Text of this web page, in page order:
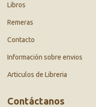
Libros
Remeras
Contacto
Información sobre envios
Articulos de Libreria
Contáctanos